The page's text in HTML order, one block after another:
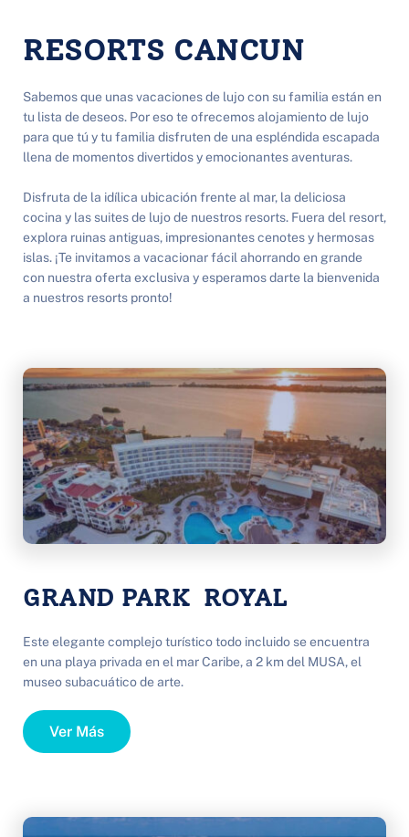
RESORTS CANCUN
Sabemos que unas vacaciones de lujo con su familia están en
tu lista de deseos. Por eso te ofrecemos alojamiento de lujo
para que tú y tu familia disfruten de una espléndida escapada
llena de momentos divertidos y emocionantes aventuras.
Disfruta de la idílica ubicación frente al mar, la deliciosa
cocina y las suites de lujo de nuestros resorts. Fuera del resort,
explora ruinas antiguas, impresionantes cenotes y hermosas
islas. ¡Te invitamos a vacacionar fácil ahorrando en grande
con nuestra oferta exclusiva y esperamos darte la bienvenida
a nuestros resorts pronto!
GRAND PARK  ROYAL
Este elegante complejo turístico todo incluido se encuentra
en una playa privada en el mar Caribe, a 2 km del MUSA, el
museo subacuático de arte.
Ver Más